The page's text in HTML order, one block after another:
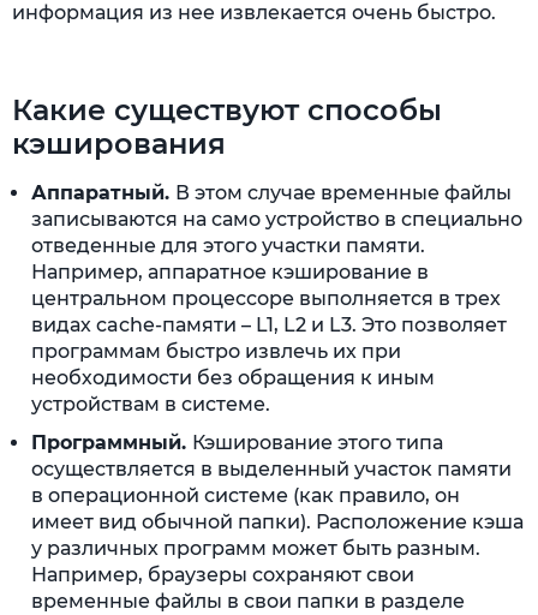
информация из нее извлекается очень быстро.
Какие существуют способы
кэширования
Аппаратный. В этом случае временные файлы
записываются на само устройство в специально
отведенные для этого участки памяти.
Например, аппаратное кэширование в
центральном процессоре выполняется в трех
видах cache-памяти – L1, L2 и L3. Это позволяет
программам быстро извлечь их при
необходимости без обращения к иным
устройствам в системе.
Программный. Кэширование этого типа
осуществляется в выделенный участок памяти
в операционной системе (как правило, он
имеет вид обычной папки). Расположение кэша
у различных программ может быть разным.
Например, браузеры сохраняют свои
временные файлы в свои папки в разделе